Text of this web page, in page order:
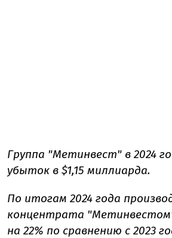
Группа "Метинвест" в 2024
убыток в $1,15 миллиарда.
По итогам 2024 года
концентрата
на 22% по сравнению с 2023